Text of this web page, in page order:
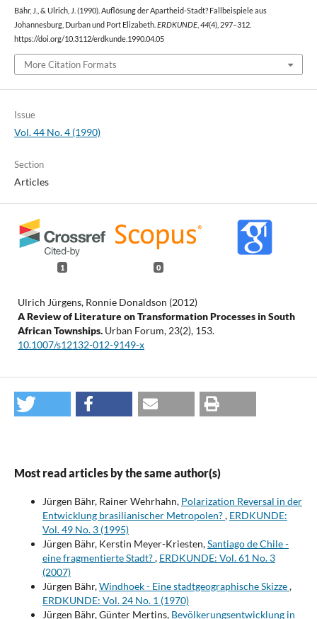
Bähr, J., & Ulrich, J. (1990). Auflösung der Apartheid-Stadt? Fallbeispiele aus
Johannesburg, Durban und Port Elizabeth. ERDKUNDE, 44(4), 297–312.
https://doi.org/10.3112/erdkunde.1990.04.05
More Citation Formats
Issue
Vol. 44 No. 4 (1990)
Section
Articles
1 0
Ulrich Jürgens, Ronnie Donaldson (2012)
A Review of Literature on Transformation Processes in South
African Townships. Urban Forum, 23(2), 153.
10.1007/s12132-012-9149-x
Most read articles by the same author(s)
Jürgen Bähr, Rainer Wehrhahn, Polarization Reversal in der
Entwicklung brasilianischer Metropolen?, ERDKUNDE:
Vol. 49 No. 3 (1995)
Jürgen Bähr, Kerstin Meyer-Kriesten,Santiago de Chile -
eine fragmentierte Stadt?, ERDKUNDE: Vol. 61 No. 3
(2007)
Jürgen Bähr,Windhoek - Eine stadtgeographische Skizze,
ERDKUNDE: Vol. 24 No. 1 (1970)
Jürgen Bähr, Günter Mertins, Bevölkerungsentwicklung in